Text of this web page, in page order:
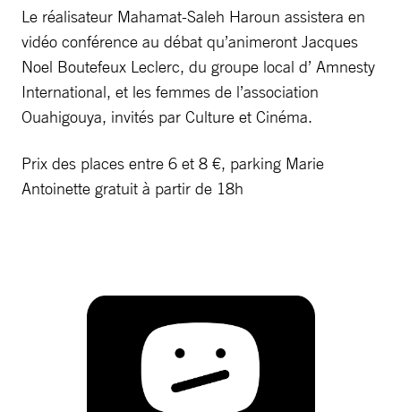
Le réalisateur Mahamat-Saleh Haroun assistera en
vidéo conférence au débat qu’animeront Jacques
Noel Boutefeux Leclerc, du groupe local d’ Amnesty
International, et les femmes de l’association
Ouahigouya, invités par Culture et Cinéma.
Prix des places entre 6 et 8 €, parking Marie
Antoinette gratuit à partir de 18h